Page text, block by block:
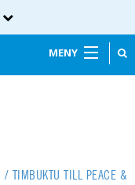
MENY
/ TIMBUKTU TILL PEACE &